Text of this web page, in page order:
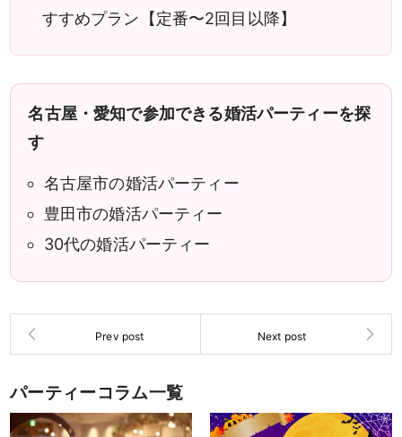
すすめプラン【定番〜2回目以降】
名古屋・愛知で参加できる婚活パーティーを探
す
名古屋市の婚活パーティー
豊田市の婚活パーティー
30代の婚活パーティー
パーティーコラム一覧